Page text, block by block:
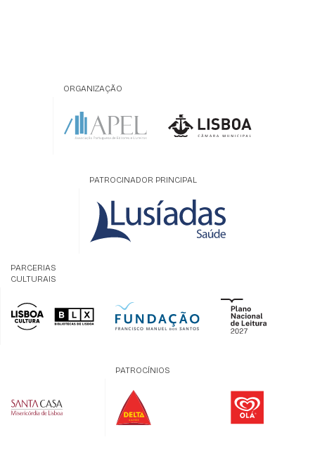
ORGANIZAÇÃO
PATROCINADOR PRINCIPAL
PARCERIAS
CULTURAIS
PATROCÍNIOS